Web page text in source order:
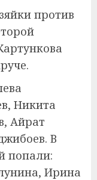
против
Никита
Айрат
В
попали:
Ирина